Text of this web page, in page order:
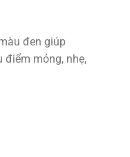
đen giúp
mỏng, nhẹ,